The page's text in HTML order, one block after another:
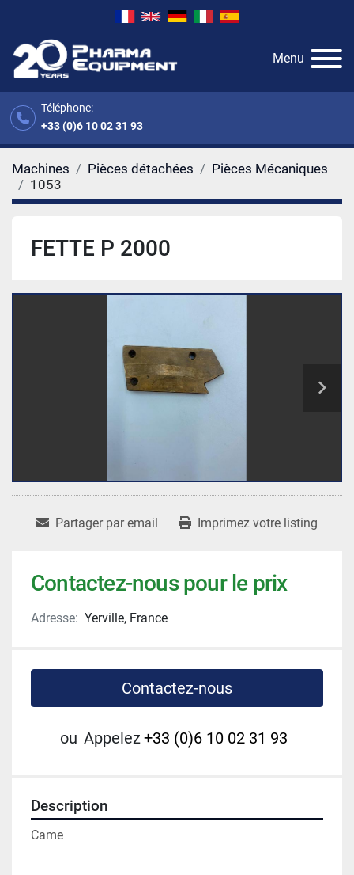
Téléphone:
+33 (0)6 10 02 31 93
Menu
Machines Pièces détachées
Pièces Mécaniques
1053
FETTE P 2000
Partager par email Imprimez votre listing
Contactez-nous pour le prix
Adresse: Yerville, France
Contactez-nous
ou Appelez+33 (0)6 10 02 31 93
Description
Came